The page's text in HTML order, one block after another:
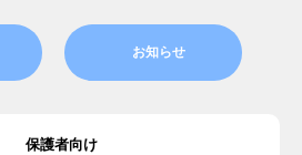
お知らせ
保護者向け